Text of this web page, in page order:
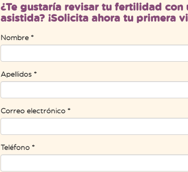
¿Te gustaría revisar tu fertilidad
asistida? ¡Solicita ahora tu primera
Nombre *
Apellidos *
Correo electrónico *
Teléfono *